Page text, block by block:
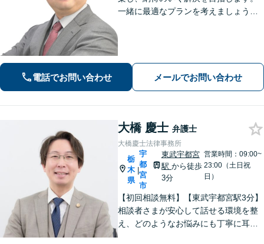
一緒に最適なプランを考えましょう。
ださい【駐車場あり】【当日・夜間・
休日対応】
電話でお問い合わせ メールでお問い合わせ
大橋 慶士 弁護士
大橋慶士法律事務所
栃
木
県
|
宇
都
宮
市
東武宇都宮
駅 から徒歩
3分
営業時間：09:00~
23:00（土日祝
日）
【初回相談無料】【東武宇都宮駅3分】
相談者さまが安心して話せる環境を整
え、どのようなお悩みにも丁寧に耳を